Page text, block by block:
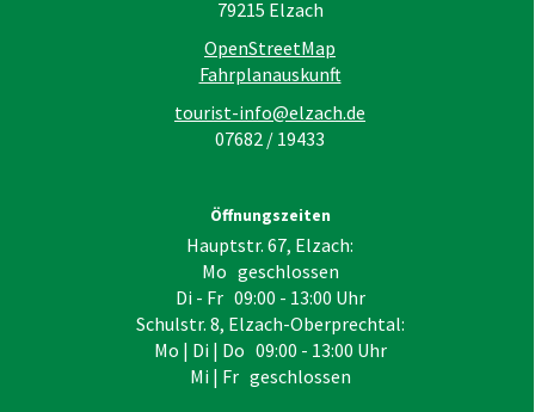
79215 Elzach
OpenStreetMap
Fahrplanauskunft
tourist-info@elzach.de
07682 / 19433
Öffnungszeiten
Hauptstr. 67, Elzach:
Mo geschlossen
Di - Fr 09:00 - 13:00 Uhr
Schulstr. 8, Elzach-Oberprechtal:
Mo | Di | Do 09:00 - 13:00 Uhr
Mi | Fr geschlossen